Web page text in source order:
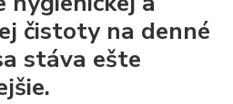
čistoty na denné
stáva ešte